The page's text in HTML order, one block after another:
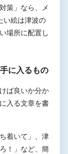
策」なら、メ
い絵は津波の
場所に配置し
に入るもの
ば良いか分か
入る文章を書
着いて」、津
！」など、簡